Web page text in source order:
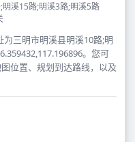
溪15路;明溪3路;明溪5路
三明市明溪县明溪10路;明
。您可
位置、规划到达路线，以及